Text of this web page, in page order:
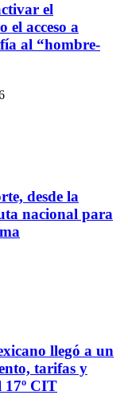
el
el acceso a
al “hombre-
desde la
nacional para
llegó a un
tarifas y
17º CIT